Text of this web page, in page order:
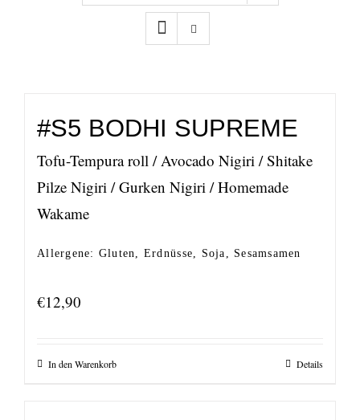
#S5 BODHI SUPREME
Tofu-Tempura roll / Avocado Nigiri / Shitake
Pilze Nigiri / Gurken Nigiri / Homemade
Wakame
Allergene: Gluten, Erdnüsse, Soja, Sesamsamen
€12,90
In den Warenkorb Details